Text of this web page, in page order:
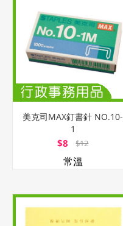
美克司MAX釘書針 NO.10-
1
$8 $12
常溫